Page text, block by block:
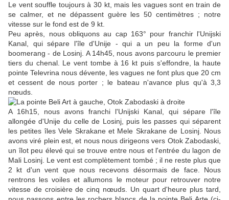
Le vent souffle toujours à 30 kt, mais les vagues sont en train de
se calmer, et ne dépassent guère les 50 centimètres ; notre
vitesse sur le fond est de 9 kt.
Peu après, nous obliquons au cap 163° pour franchir l'Unijski
Kanal, qui sépare l'île d'Unije - qui a un peu la forme d'un
boomerang - de Losinj. A 14h45, nous avons parcouru le premier
tiers du chenal. Le vent tombe à 16 kt puis s'effondre, la haute
pointe Televrina nous dévente, les vagues ne font plus que 20 cm
et cessent de nous porter ; le bateau n'avance plus qu'à 3,3
nœuds.
A 16h15, nous avons franchi l'Unijski Kanal, qui sépare l'île
allongée d'Unije du celle de Losinj, puis les passes qui séparent
les petites îles Vele Skrakane et Mele Skrakane de Losinj. Nous
avons viré plein est, et nous nous dirigeons vers Otok Zabodaski,
un îlot peu élevé qui se trouve entre nous et l'entrée du lagon de
Mali Losinj. Le vent est complètement tombé ; il ne reste plus que
2 kt d'un vent que nous recevons désormais de face. Nous
rentrons les voiles et allumons le moteur pour retrouver notre
vitesse de croisière de cinq nœuds. Un quart d'heure plus tard,